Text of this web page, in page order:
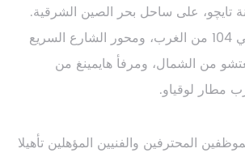
تايچو، على ساحل بحر الصين الشرقية.
تُجاور الطريق الوطني 104 من الغرب، ومحور الشارع السريع
من الشمال، ومرفأ هايمينغ من
مطار لوقياو.
المحترفين والفنيين المؤهلين تأهيلا